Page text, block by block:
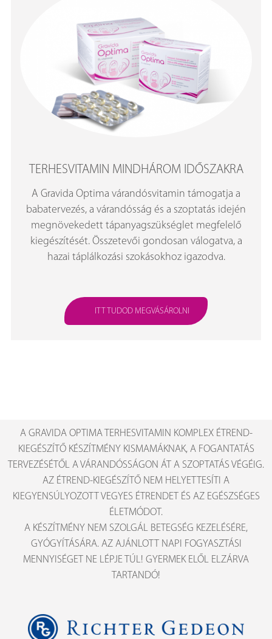
TERHESVITAMIN MINDHÁROM IDŐSZAKRA
A Gravida Optima várandósvitamin támogatja a
babatervezés, a várandósság és a szoptatás idején
megnövekedett tápanyagszükséglet megfelelő
kiegészítését. Összetevői gondosan válogatva, a
hazai táplálkozási szokásokhoz igazodva.
ITT TUDOD MEGVÁSÁROLNI
A GRAVIDA OPTIMA TERHESVITAMIN KOMPLEX ÉTREND-
KIEGÉSZÍTŐ KÉSZÍTMÉNY KISMAMÁKNAK, A FOGANTATÁS
TERVEZÉSÉTŐL A VÁRANDÓSSÁGON ÁT A SZOPTATÁS VÉGÉIG.
AZ ÉTREND-KIEGÉSZÍTŐ NEM HELYETTESÍTI A
KIEGYENSÚLYOZOTT VEGYES ÉTRENDET ÉS AZ EGÉSZSÉGES
ÉLETMÓDOT.
A KÉSZÍTMÉNY NEM SZOLGÁL BETEGSÉG KEZELÉSÉRE,
GYÓGYÍTÁSÁRA. AZ AJÁNLOTT NAPI FOGYASZTÁSI
MENNYISÉGET NE LÉPJE TÚL! GYERMEK ELŐL ELZÁRVA
TARTANDÓ!